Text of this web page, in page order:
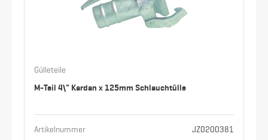
Gülleteile
M-Teil 4\" Kardan x 125mm Schlauchtülle
Artikelnummer
JZ0200381